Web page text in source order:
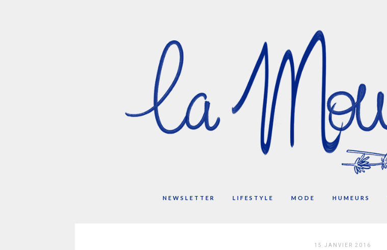
NEWSLETTER LIFESTYLE MODE HUMEURS
15 JANVIER 2016